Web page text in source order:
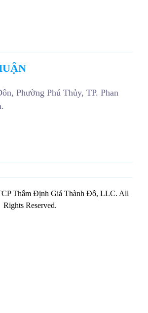
Phường Phú Thủy, TP. Phan
Thẩm Định Giá Thành Đô, LLC. All
Rights Reserved.
VỤ TRỰC TUYẾN